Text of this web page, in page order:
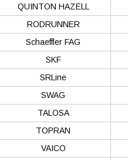
QUINTON HAZELL
RODRUNNER
Schaeffler FAG
SKF
SRLine
SWAG
TALOSA
TOPRAN
VAICO